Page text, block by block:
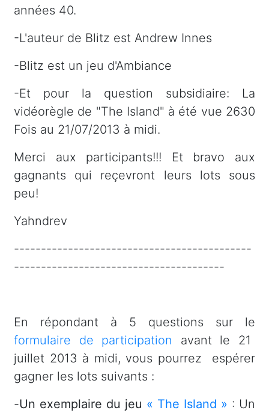
années 40.
-L'auteur de Blitz est Andrew Innes
-Blitz est un jeu d'Ambiance
-Et pour la question subsidiaire: La
vidéorègle de "The Island" à été vue 2630
Fois au 21/07/2013 à midi.
Merci aux participants!!! Et bravo aux
gagnants qui reçevront leurs lots sous
peu!
Yahndrev
--------------------------------------------
---------------------------------------
En répondant à 5 questions sur le
formulaire de participation avant le 21
juillet 2013 à midi, vous pourrez
espérer
gagner les lots suivants :
-Un exemplaire du jeu « The Island » : Un